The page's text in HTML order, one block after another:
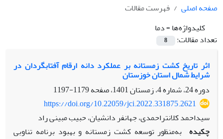
صفحه اصلی
فهرست مقالات
کلیدواژه‌ها =دما
تعداد مقالات:
8
اثر تاریخ کشت زمستانه بر عملکرد دانه ارقام آفتابگردان در
شرایط شمال استان خوزستان
دوره 24، شماره 4، زمستان 1401، صفحه
1179-1197
https://doi.org/10.22059/jci.2022.331875.2621
سیداحمد کلانتراحمدی، جهانفر دانشیان، حبیب مبینی راد
چکیده به‌منظور توسعه کشت زمستانه و بهبود برنامه تناوبی